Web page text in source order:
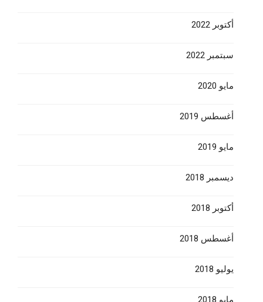
أكتوبر 2022
سبتمبر 2022
مايو 2020
أغسطس 2019
مايو 2019
ديسمبر 2018
أكتوبر 2018
أغسطس 2018
يوليو 2018
مايو 2018